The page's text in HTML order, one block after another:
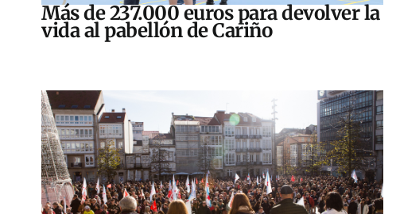
Más de 237.000 euros para devolver la
vida al pabellón de Cariño